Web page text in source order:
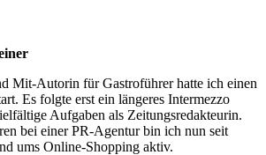
Mit-Autorin für Gastroführer hatte ich einen
Es folgte erst ein längeres Intermezzo
Aufgaben als Zeitungsredakteurin.
bei einer PR-Agentur bin ich nun seit
ums Online-Shopping aktiv.